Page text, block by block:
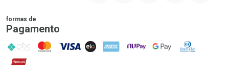
formas de
Pagamento
PIX MasterCard
VISA ELO AMEX NuPay Google PayDiners Club
Hipercard